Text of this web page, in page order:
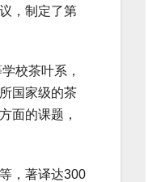
，制定了第
校茶叶系，
国家级的茶
面的课题，
，著译达300